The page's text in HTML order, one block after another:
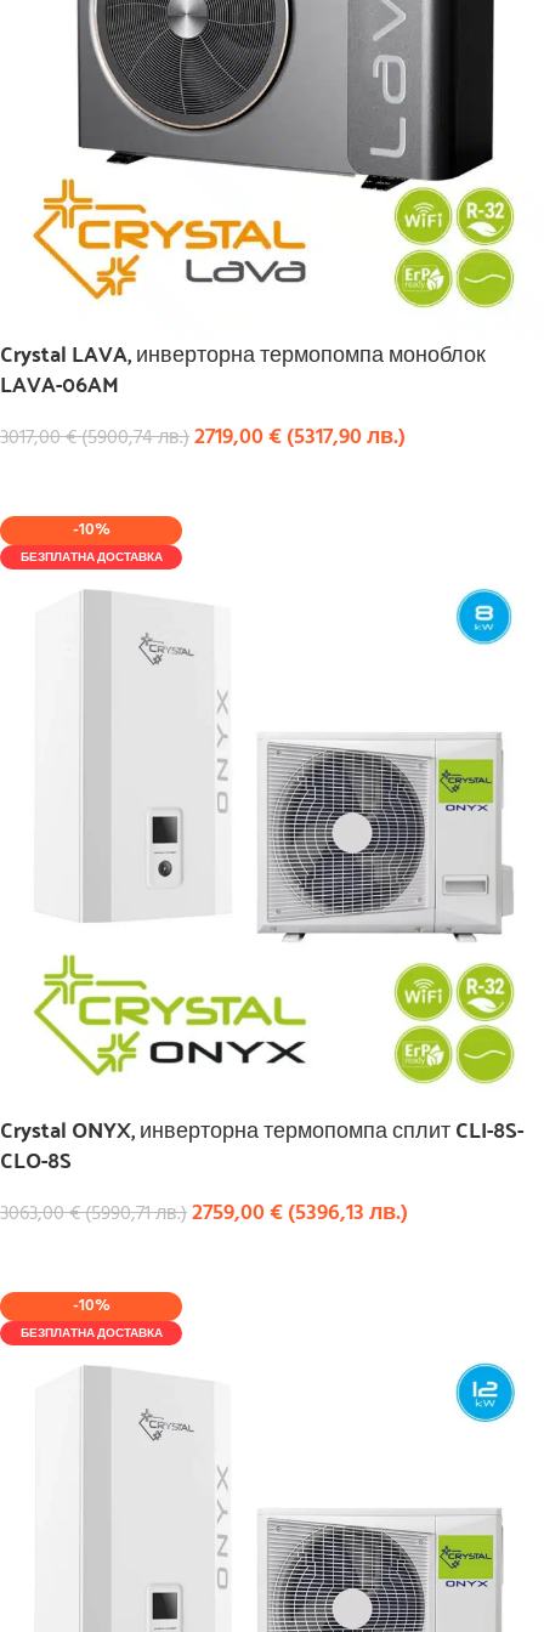
Crystal LAVA, инверторна термопомпа моноблок
LAVA-06AM
3017,00€(5900,74лв.)2719,00€(5317,90лв.)
-10%
БЕЗПЛАТНА ДОСТАВКА
Crystal ONYX, инверторна термопомпа сплит CLI-8S-
CLO-8S
3063,00€(5990,71лв.)2759,00€(5396,13лв.)
-10%
БЕЗПЛАТНА ДОСТАВКА